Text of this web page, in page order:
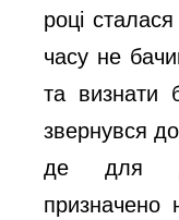
році
часу не
та визнати
звернувся
де для
призначено